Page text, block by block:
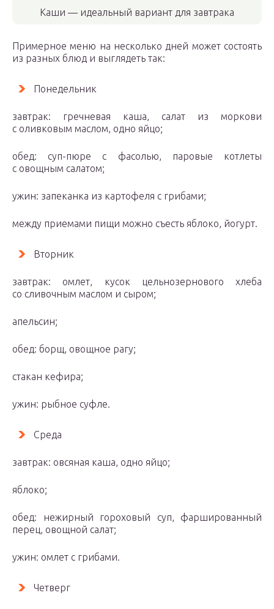
Каши — идеальный вариант для завтрака
Примерное меню на несколько дней может состоять
из разных блюд и выглядеть так:
Понедельник
завтрак: гречневая каша, салат из моркови
с оливковым маслом, одно яйцо;
обед: суп-пюре с фасолью, паровые котлеты
с овощным салатом;
ужин: запеканка из картофеля с грибами;
между приемами пищи можно съесть яблоко, йогурт.
Вторник
завтрак: омлет, кусок цельнозернового хлеба
со сливочным маслом и сыром;
апельсин;
обед: борщ, овощное рагу;
стакан кефира;
ужин: рыбное суфле.
Среда
завтрак: овсяная каша, одно яйцо;
яблоко;
обед: нежирный гороховый суп, фаршированный
перец, овощной салат;
ужин: омлет с грибами.
Четверг